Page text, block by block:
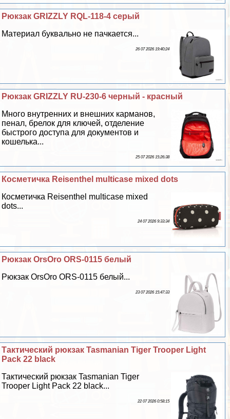
Рюкзак GRIZZLY RQL-118-4 серый
Материал буквально не пачкается...
26 07 2026 19:40:24
Рюкзак GRIZZLY RU-230-6 черный - красный
Много внутренних и внешних карманов,
пенал, брелок для ключей, отделение
быстрого доступа для документов и
кошелька...
25 07 2026 15:26:38
Косметичка Reisenthel multicase mixed dots
Косметичка Reisenthel multicase mixed
dots...
24 07 2026 9:33:34
Рюкзак OrsOro ORS-0115 белый
Рюкзак OrsOro ORS-0115 белый...
23 07 2026 15:47:33
Тактический рюкзак Tasmanian Tiger Trooper Light
Pack 22 black
Тактический рюкзак Tasmanian Tiger
Trooper Light Pack 22 black...
22 07 2026 0:58:15